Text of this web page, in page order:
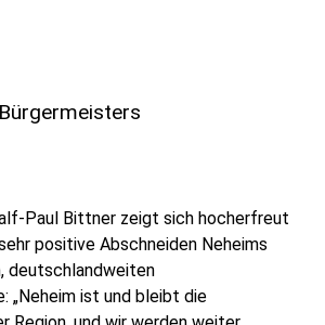
Paul Bittner zeigt sich hocherfreut
positive Abschneiden Neheims
deutschlandweiten
„Neheim ist und bleibt die